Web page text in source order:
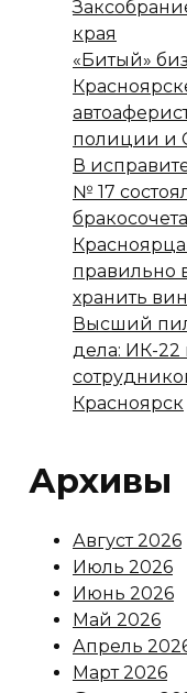
края
«Битый»
полиции и
В
№ 17
правильно
хранить
Высший
дела: ИК-22
Красноярск
Архивы
Август 2026
Июль 2026
Июнь 2026
Май 2026
Апрель
Март 2026